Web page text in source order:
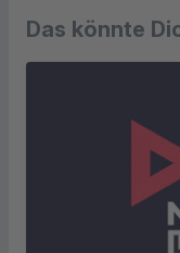
Das könnte